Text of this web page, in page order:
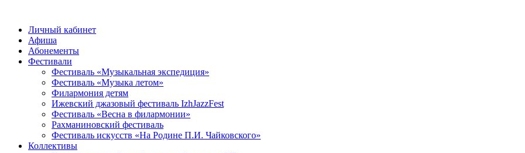
Личный кабинет
Афиша
Абонементы
Фестивали
Фестиваль «Музыкальная экспедиция»
Фестиваль «Музыка летом»
Филармония детям
Ижевский джазовый фестиваль IzhJazzFest
Фестиваль «Весна в филармонии»
Рахманиновский фестиваль
Фестиваль искусств «На Родине П.И. Чайковского»
Коллективы